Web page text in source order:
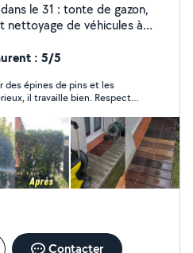
le 31 : tonte de gazon,
nettoyage de véhicules à
faire. À bientôt !
: 5/5
des épines de pins et les
il travaille bien. Respect
Je recommande.
Contacter